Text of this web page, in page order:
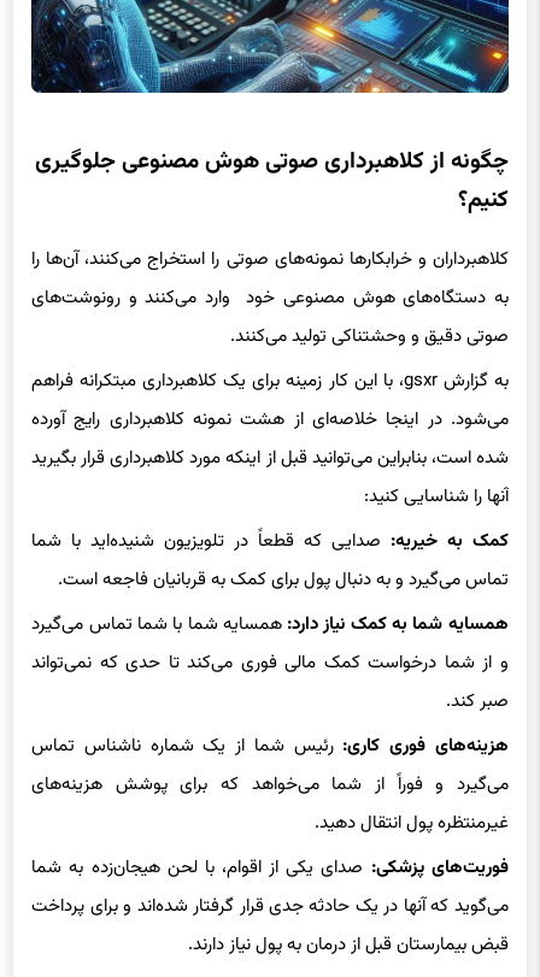
کنیم؟
به دستگاه‌های هوش مصنوعی خود وارد می‌کنند و رونوشت‌های
صوتی دقیق و وحشتناکی تولید می‌کنند.
به گزارش gsxr، با این کار زمینه برای یک کلاهبرداری مبتکرانه فراهم
می‌شود. در اینجا خلاصه‌ای از هشت نمونه کلاهبرداری رایج آورده
شده است، بنابراین می‌توانید قبل از اینکه مورد کلاهبرداری قرار بگیرید
آنها را شناسایی کنید:
کمک به خیریه:صدایی که قطعاً در تلویزیون شنیده‌اید با شما
تماس می‌گیرد و به دنبال پول برای کمک به قربانیان فاجعه است.
همسایه شما به کمک نیاز دارد:همسایه شما با شما تماس می‌گیرد
و از شما درخواست کمک مالی فوری می‌کند تا حدی که نمی‌تواند
صبر کند.
هزینه‌های فوری کاری:
می‌گیرد و فوراً از شما می‌خواهد که برای پوشش هزینه‌های
غیرمنتظره پول انتقال دهید.
فوریت‌های پزشکی:صدای یکی از اقوام، با لحن هیجان‌زده به شما
می‌گوید که آنها در یک حادثه جدی قرار گرفتار شده‌اند و برای پرداخت
قبض بیمارستان قبل از درمان به پول نیاز دارند.